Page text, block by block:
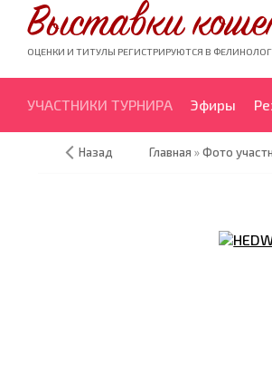
Выставки
ОЦЕНКИ И ТИТУЛЫ РЕГИСТРИРУЮТСЯ В
УЧАСТНИКИ ТУРНИРА Эфиры
Назад Главная »Фото